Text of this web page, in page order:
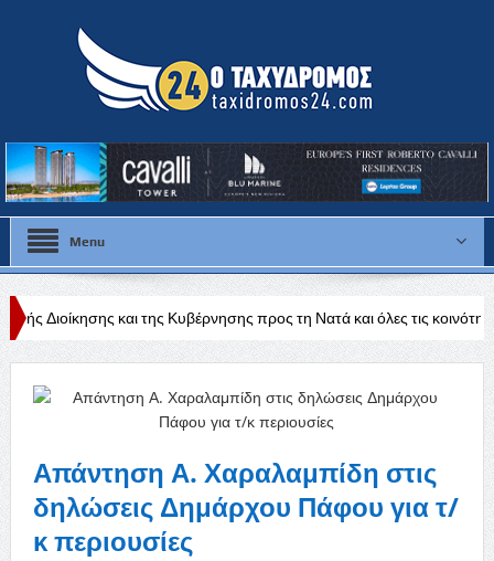
Menu
της Κυβέρνησης προς τη Νατά και όλες τις κοινότητες της Πάφου»
Απάντηση Α. Χαραλαμπίδη στις
δηλώσεις Δημάρχου Πάφου για τ/
κ περιουσίες